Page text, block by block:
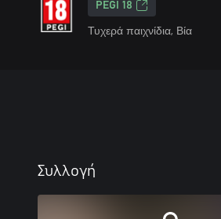
PEGI 18
Τυχερά παιχνίδια, Βία
Συλλογή